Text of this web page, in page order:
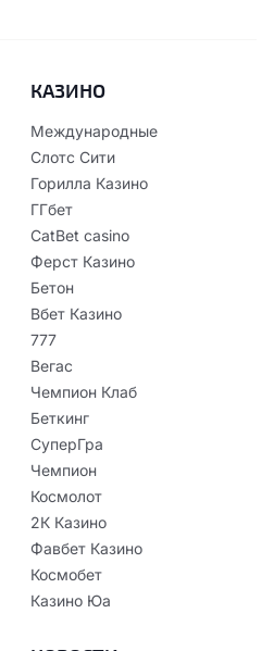
КАЗИНО
Международные
Слотс Сити
Горилла Казино
ГГбет
CatBet casino
Ферст Казино
Бетон
Вбет Казино
777
Вегас
Чемпион Клаб
Беткинг
СуперГра
Чемпион
Космолот
2К Казино
Фавбет Казино
Космобет
Казино Юа